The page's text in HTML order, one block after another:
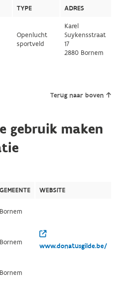
TYPE ADRES
Openlucht
sportveld
Karel
Suykensstraat
17
2880 Bornem
Terug naar boven
gebruik maken
GEMEENTE WEBSITE
Bornem
Bornem www.donatusgilde.be/
Bornem